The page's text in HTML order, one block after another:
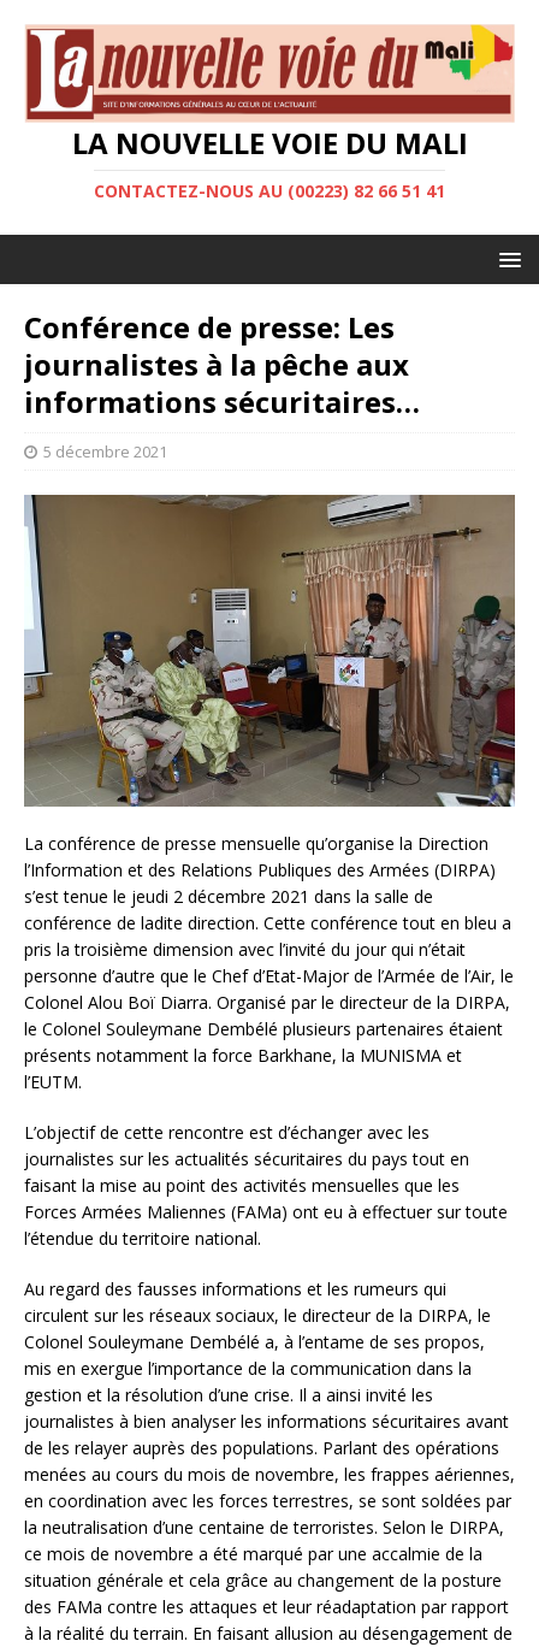
LA NOUVELLE VOIE DU MALI
CONTACTEZ-NOUS AU (00223) 82 66 51 41
Conférence de presse: Les
journalistes à la pêche aux
informations sécuritaires…
5 décembre 2021
La conférence de presse mensuelle qu’organise la Direction
l’Information et des Relations Publiques des Armées (DIRPA)
s’est tenue le jeudi 2 décembre 2021 dans la salle de
conférence de ladite direction. Cette conférence tout en bleu a
pris la troisième dimension avec l’invité du jour qui n’était
personne d’autre que le Chef d’Etat-Major de l’Armée de l’Air, le
Colonel Alou Boï Diarra. Organisé par le directeur de la DIRPA,
le Colonel Souleymane Dembélé plusieurs partenaires étaient
présents notamment la force Barkhane, la MUNISMA et
l’EUTM.
L’objectif de cette rencontre est d’échanger avec les
journalistes sur les actualités sécuritaires du pays tout en
faisant la mise au point des activités mensuelles que les
Forces Armées Maliennes (FAMa) ont eu à effectuer sur toute
l’étendue du territoire national.
Au regard des fausses informations et les rumeurs qui
circulent sur les réseaux sociaux, le directeur de la DIRPA, le
Colonel Souleymane Dembélé a, à l’entame de ses propos,
mis en exergue l’importance de la communication dans la
gestion et la résolution d’une crise. Il a ainsi invité les
journalistes à bien analyser les informations sécuritaires avant
de les relayer auprès des populations. Parlant des opérations
menées au cours du mois de novembre, les frappes aériennes,
en coordination avec les forces terrestres, se sont soldées par
la neutralisation d’une centaine de terroristes. Selon le DIRPA,
ce mois de novembre a été marqué par une accalmie de la
situation générale et cela grâce au changement de la posture
des FAMa contre les attaques et leur réadaptation par rapport
à la réalité du terrain. En faisant allusion au désengagement de